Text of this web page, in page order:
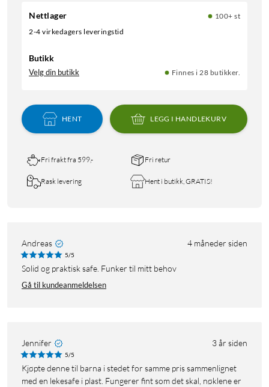
Nettlager
100+ st
2-4 virkedagers leveringstid
Butikk
Velg din butikk Finnes i 28 butikker.
HENT LEGG I HANDLEKURV
Fri frakt fra 599,- Fri retur
Rask levering Hent i butikk, GRATIS!
Andreas 4 måneder siden
5/5
Solid og praktisk safe. Funker til mitt behov
Gå til kundeanmeldelsen
Jennifer 3 år siden
5/5
Kjøpte denne til barna i stedet for samme pris sammenlignet
med en lekesafe i plast. Fungerer fint som det skal, nøklene er